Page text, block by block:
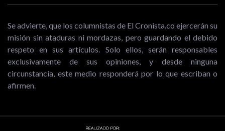
Se advierte, que los columnistas de El Cronista.co ejercerán su
misión sin ataduras ni mordazas, pero guardando el debido
respeto en sus artículos. Solo ellos, serán responsables
exclusivamente de sus opiniones, y desde ninguna
circunstancia, este medio responderá por lo que escriban o
afirmen.